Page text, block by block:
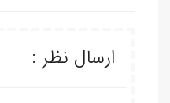
ارسال نظر :